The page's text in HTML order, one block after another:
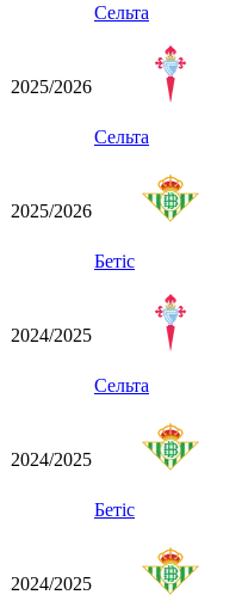
Сельта
2025/2026
Сельта
2025/2026
Бетіс
2024/2025
Сельта
2024/2025
Бетіс
2024/2025